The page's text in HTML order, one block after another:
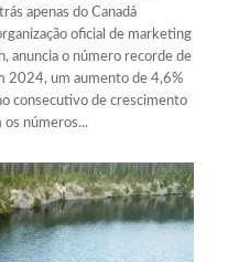
apenas do Canadá
oficial de marketing
anuncia o número recorde de
2024, um aumento de 4,6%
consecutivo de crescimento
os números...